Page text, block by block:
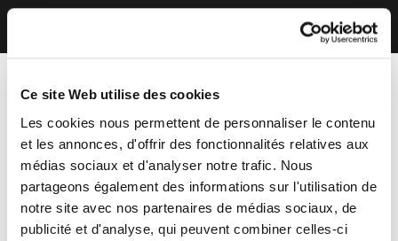
Ce site Web utilise des cookies
Les cookies nous permettent de personnaliser le contenu
et les annonces, d'offrir des fonctionnalités relatives aux
médias sociaux et d'analyser notre trafic. Nous
partageons également des informations sur l'utilisation de
notre site avec nos partenaires de médias sociaux, de
publicité et d'analyse, qui peuvent combiner celles-ci